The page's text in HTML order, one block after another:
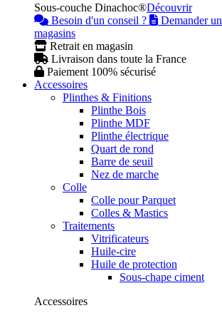
Sous-couche Dinachoc®Découvrir
Besoin d'un conseil ?
Demander
magasins
Retrait en magasin
Livraison dans toute la France
Paiement 100% sécurisé
Accessoires
Plinthes & Finitions
Plinthe Bois
Plinthe MDF
Plinthe électrique
Quart de rond
Barre de seuil
Nez de marche
Colle
Colle pour Parquet
Colles & Mastics
Traitements
Vitrificateurs
Huile-cire
Huile de protection
Sous-chape ciment
Accessoires